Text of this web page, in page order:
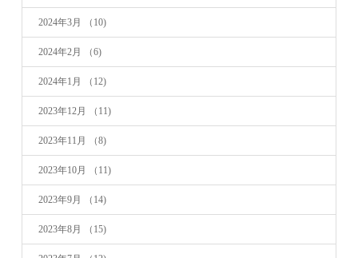
2024年3月 （10)
2024年2月 （6)
2024年1月 （12)
2023年12月 （11)
2023年11月 （8)
2023年10月 （11)
2023年9月 （14)
2023年8月 （15)